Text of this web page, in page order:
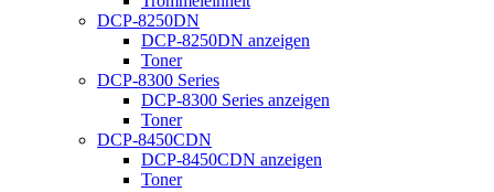
DCP-8250DN
DCP-8250DN anzeigen
Toner
DCP-8300 Series
DCP-8300 Series anzeigen
Toner
DCP-8450CDN
DCP-8450CDN anzeigen
Toner